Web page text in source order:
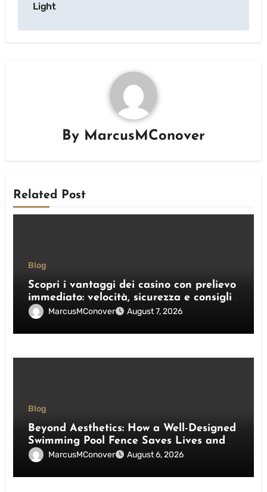
Light
By MarcusMConover
Related Post
Blog
Scopri i vantaggi dei casino con prelievo
immediato: velocità, sicurezza e consigli
praticiMarcusMConover August 7, 2026
Blog
Beyond Aesthetics: How a Well-Designed
Swimming Pool Fence Saves Lives and
Enhances Your Outdoor Space
MarcusMConover August 6, 2026